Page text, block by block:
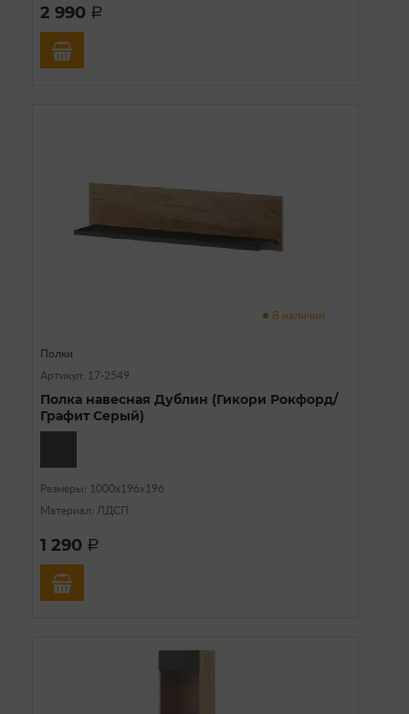
2 990 a
В наличии
Полки
Артикул: 17-2549
Полка навесная Дублин (Гикори Рокфорд/
Графит Серый)
Размеры: 1000х196х196
Материал: ЛДСП
1 290 a